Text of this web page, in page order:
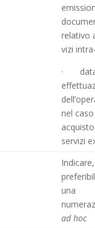
relativo
vizi
·
nel
servizi
Indicare,
una
ad hoc